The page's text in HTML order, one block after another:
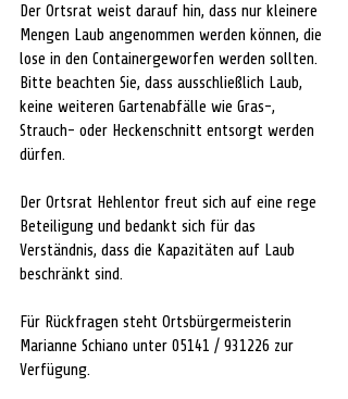
Der Ortsrat weist darauf hin, dass nur kleinere
Mengen Laub angenommen werden können, die
lose in den Containergeworfen werden sollten.
Bitte beachten Sie, dass ausschließlich Laub,
keine weiteren Gartenabfälle wie Gras-,
Strauch- oder Heckenschnitt entsorgt werden
dürfen.
Der Ortsrat Hehlentor freut sich auf eine rege
Beteiligung und bedankt sich für das
Verständnis, dass die Kapazitäten auf Laub
beschränkt sind.
Für Rückfragen steht Ortsbürgermeisterin
Marianne Schiano unter 05141 / 931226 zur
Verfügung.